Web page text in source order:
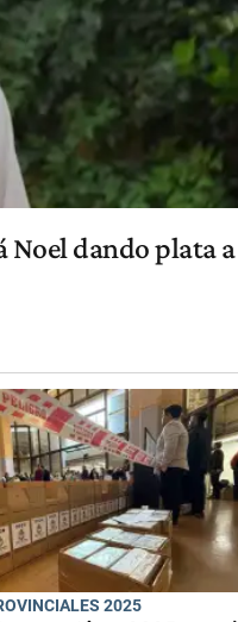
Noel dando plata a
2025